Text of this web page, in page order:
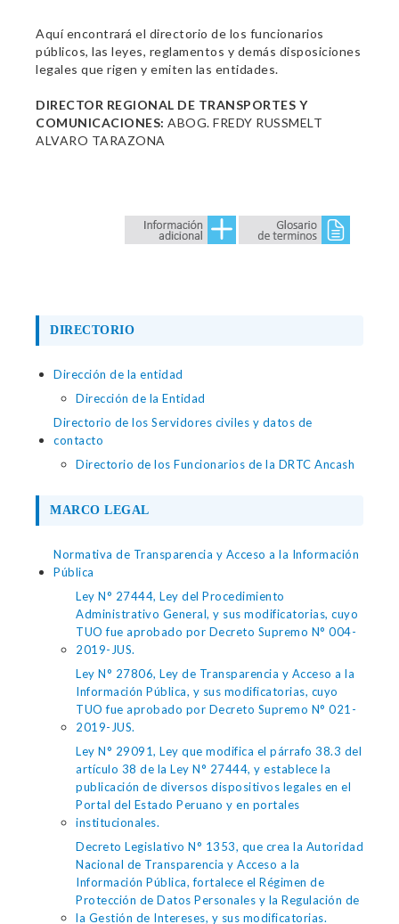
Aquí encontrará el directorio de los funcionarios
públicos, las leyes, reglamentos y demás disposiciones
legales que rigen y emiten las entidades.
DIRECTOR REGIONAL DE TRANSPORTES Y
COMUNICACIONES: ABOG. FREDY RUSSMELT
ALVARO TARAZONA
DIRECTORIO
Dirección de la entidad
Dirección de la Entidad
Directorio de los Servidores civiles y datos de
contacto
Directorio de los Funcionarios de la DRTC Ancash
MARCO LEGAL
Normativa de Transparencia y Acceso a la Información
Pública
Ley N° 27444, Ley del Procedimiento
Administrativo General, y sus modificatorias, cuyo
TUO fue aprobado por Decreto Supremo N° 004-
2019-JUS.
Ley N° 27806, Ley de Transparencia y Acceso a la
Información Pública, y sus modificatorias, cuyo
TUO fue aprobado por Decreto Supremo N° 021-
2019-JUS.
Ley N° 29091, Ley que modifica el párrafo 38.3 del
artículo 38 de la Ley N° 27444, y establece la
publicación de diversos dispositivos legales en el
Portal del Estado Peruano y en portales
institucionales.
Decreto Legislativo N° 1353, que crea la Autoridad
Nacional de Transparencia y Acceso a la
Información Pública, fortalece el Régimen de
Protección de Datos Personales y la Regulación de
la Gestión de Intereses, y sus modificatorias.